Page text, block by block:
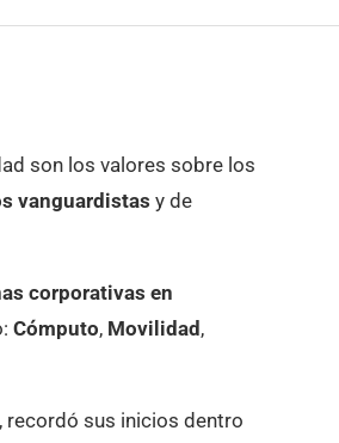
son los valores sobre los
vanguardistas y de
corporativas en
Cómputo, Movilidad ,
, recordó sus inicios dentro